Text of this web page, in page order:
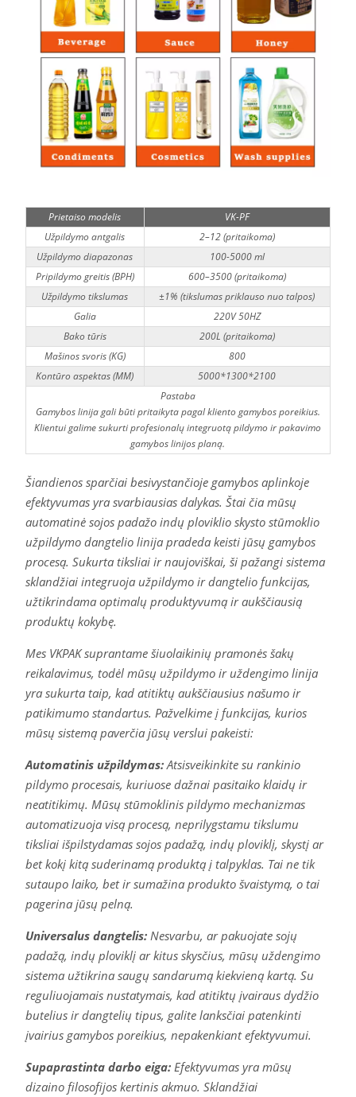
Prietaiso modelis
VK-PF
Užpildymo antgalis
2–12 (pritaikoma)
Užpildymo diapazonas
100-5000 ml
Pripildymo greitis (BPH)
600–3500 (pritaikoma)
Užpildymo tikslumas
±1% (tikslumas priklauso nuo talpos)
Galia
220V 50HZ
Bako tūris
200L (pritaikoma)
Mašinos svoris (KG)
800
Kontūro aspektas (MM)
5000*1300*2100
Pastaba
Gamybos linija gali būti pritaikyta pagal kliento gamybos poreikius.
Klientui galime sukurti profesionalų integruotą pildymo ir pakavimo
gamybos linijos planą.
Šiandienos sparčiai besivystančioje gamybos aplinkoje
efektyvumas yra svarbiausias dalykas. Štai čia mūsų
automatinė sojos padažo indų ploviklio skysto stūmoklio
užpildymo dangtelio linija pradeda keisti jūsų gamybos
procesą. Sukurta tiksliai ir naujoviškai, ši pažangi sistema
sklandžiai integruoja užpildymo ir dangtelio funkcijas,
užtikrindama optimalų produktyvumą ir aukščiausią
produktų kokybę.
Mes VKPAK suprantame šiuolaikinių pramonės šakų
reikalavimus, todėl mūsų užpildymo ir uždengimo linija
yra sukurta taip, kad atitiktų aukščiausius našumo ir
patikimumo standartus. Pažvelkime į funkcijas, kurios
mūsų sistemą paverčia jūsų verslui pakeisti:
Automatinis užpildymas:Atsisveikinkite su rankinio
pildymo procesais, kuriuose dažnai pasitaiko klaidų ir
neatitikimų. Mūsų stūmoklinis pildymo mechanizmas
automatizuoja visą procesą, neprilygstamu tikslumu
tiksliai išpilstydamas sojos padažą, indų ploviklį, skystį ar
bet kokį kitą suderinamą produktą į talpyklas. Tai ne tik
sutaupo laiko, bet ir sumažina produkto švaistymą, o tai
pagerina jūsų pelną.
Universalus dangtelis:Nesvarbu, ar pakuojate sojų
padažą, indų ploviklį ar kitus skysčius, mūsų uždengimo
sistema užtikrina saugų sandarumą kiekvieną kartą. Su
reguliuojamais nustatymais, kad atitiktų įvairaus dydžio
butelius ir dangtelių tipus, galite lanksčiai patenkinti
įvairius gamybos poreikius, nepakenkiant efektyvumui.
Supaprastinta darbo eiga:Efektyvumas yra mūsų
dizaino filosofijos kertinis akmuo. Sklandžiai